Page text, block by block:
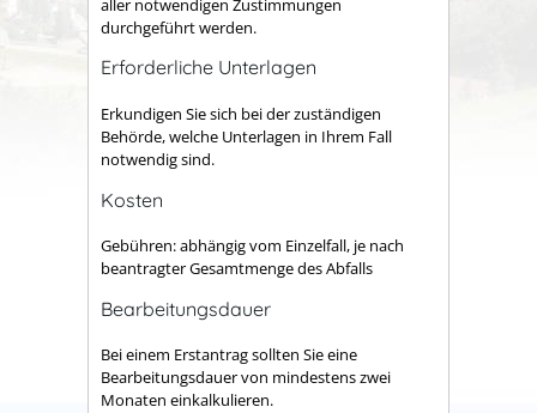
aller notwendigen Zustimmungen
durchgeführt werden.
Erforderliche Unterlagen
Erkundigen Sie sich bei der zuständigen
Behörde, welche Unterlagen in Ihrem Fall
notwendig sind.
Kosten
Gebühren: abhängig vom Einzelfall, je nach
beantragter Gesamtmenge des Abfalls
Bearbeitungsdauer
Bei einem Erstantrag sollten Sie eine
Bearbeitungsdauer von mindestens zwei
Monaten einkalkulieren.